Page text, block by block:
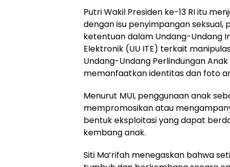
Putri Wakil Presiden ke-13 RI itu
dengan isu penyimpangan seksual,
ketentuan dalam Undang-Undang
Elektronik (UU ITE) terkait
Undang-Undang Perlindungan
memanfaatkan identitas dan foto
Menurut MUI, penggunaan anak
mempromosikan atau
bentuk eksploitasi yang dapat
kembang anak.
Siti Ma’rifah menegaskan bahwa